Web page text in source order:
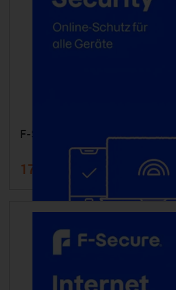
F-SECURE Internet Security - 7
179,99 € 214,99 €